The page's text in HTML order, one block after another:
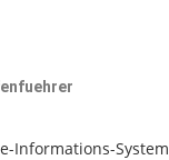
Informations-System